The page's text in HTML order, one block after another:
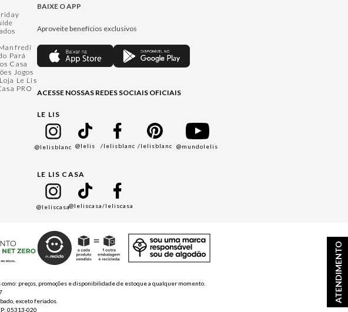
ATENDIMENTO
Pará
Casa
Jogos
Le Lis
PRO
BAIXE O APP
Aproveite benefícios exclusivos
ACESSE NOSSAS REDES SOCIAIS OFICIAIS
LE LIS
@lelisblanc @lelis /lelisblanc /lelisblanc @mundolelis
LE LIS CASA
@leliscasa@leliscasa/leliscasa
preços, promoções e disponibilidade de estoque a qualquer momento.
exceto feriados.
05313-020